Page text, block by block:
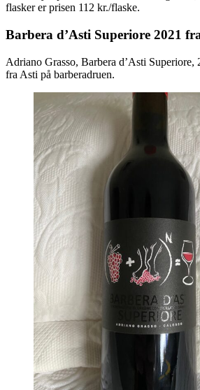
flasker er prisen 112 kr./flaske.
Barbera d’Asti Superiore 2021
Adriano Grasso, Barbera d’Asti Superiore,
fra Asti på barberadruen.